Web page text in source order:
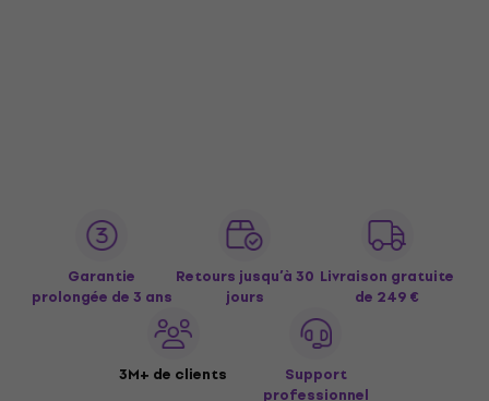
Garantie
prolongée de 3 ans
Retours jusqu’à 30
jours
Livraison gratuite
de 249 €
3M+ de clients
Support
professionnel